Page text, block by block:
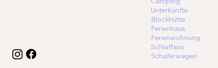
Unterkünfte
Blockhütte
Ferienhaus
Ferienwohnung
Schlaffass
Schäferwagen